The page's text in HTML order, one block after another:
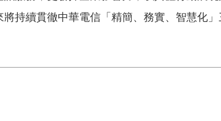
持續貫徹中華電信「精簡、務實、智慧化